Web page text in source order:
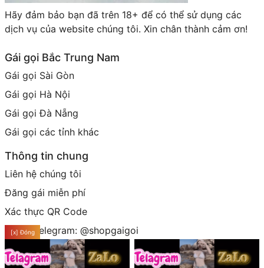
Hãy đảm bảo bạn đã trên 18+ để có thể sử dụng các
dịch vụ của website chúng tôi. Xin chân thành cảm ơn!
Gái gọi Bắc Trung Nam
Gái gọi Sài Gòn
Gái gọi Hà Nội
Gái gọi Đà Nẵng
Gái gọi các tỉnh khác
Thông tin chung
Liên hệ chúng tôi
Đăng gái miễn phí
Xác thực QR Code
Group telegram: @shopgaigoi
[x] Đóng